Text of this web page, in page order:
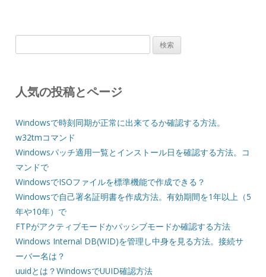
索:
人気の投稿とページ
Windowsで時刻同期が正常に出来てるか確認する方法。
w32tmコマンド
Windowsパッチ適用一覧とインストール日を確認する方法。コ
マンドで
WindowsでISOファイルを標準機能で作成できる？
Windowsで自己署名証明書を作成方法。有効期間を1年以上（5
年や10年）で
FTPがアクティブモードかパッシブモードか確認する方法
Windows Internal DB(WID)を管理し中身を見る方法。接続サ
ーバー名は？
uuidとは？WindowsでUUID確認方法